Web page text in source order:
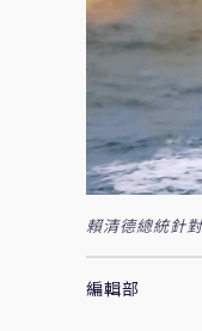
賴清德總統針
編輯部